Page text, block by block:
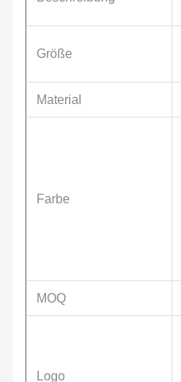
Größe
Material
Farbe
MOQ
Logo